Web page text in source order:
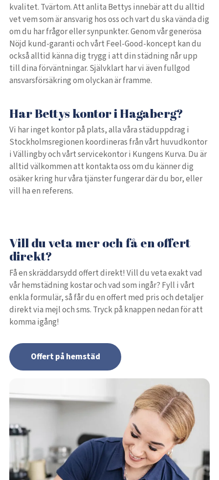
kvalitet. Tvärtom. Att anlita Bettys innebär att du alltid
vet vem som är ansvarig hos oss och vart du ska vända dig
om du har frågor eller synpunkter. Genom vår generösa
Nöjd kund-garanti och vårt Feel-Good-koncept kan du
också alltid känna dig trygg i att din städning når upp
till dina förväntningar. Självklart har vi även fullgod
ansvarsförsäkring om olyckan är framme.
Har Bettys kontor i Hagaberg?
Vi har inget kontor på plats, alla våra städuppdrag i
Stockholmsregionen koordineras från vårt huvudkontor
i Vällingby och vårt servicekontor i Kungens Kurva. Du är
alltid välkommen att kontakta oss om du känner dig
osäker kring hur våra tjänster fungerar där du bor, eller
vill ha en referens.
Vill du veta mer och få en offert
direkt?
Få en skräddarsydd offert direkt! Vill du veta exakt vad
vår hemstädning kostar och vad som ingår? Fyll i vårt
enkla formulär, så får du en offert med pris och detaljer
direkt via mejl och sms. Tryck på knappen nedan för att
komma igång!
Offert på hemstäd